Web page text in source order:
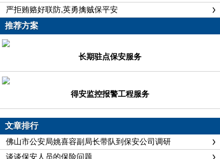
严拒贿赂好联防,英勇擒贼保平安
推荐方案
长期驻点保安服务
得安监控报警工程服务
文章排行
佛山市公安局姚喜容副局长带队到保安公司调研
谈谈保安人员的保险问题